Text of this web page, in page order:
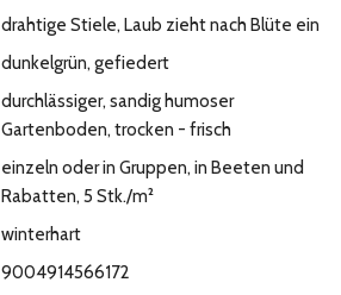
drahtige Stiele, Laub zieht nach Blüte ein
dunkelgrün, gefiedert
durchlässiger, sandig humoser
Gartenboden, trocken - frisch
einzeln oder in Gruppen, in Beeten und
Rabatten, 5 Stk./m²
winterhart
9004914566172